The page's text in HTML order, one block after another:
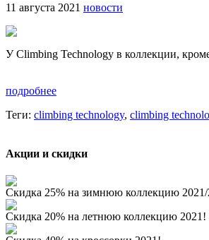
11 августа 2021 новости
У Climbing Technology в коллекции,
подробнее
Теги: climbing technology, climbing
Акции и скидки
Скидка 25% на зимнюю коллекцию 2021/
Скидка 20% на летнюю коллекцию 2021!